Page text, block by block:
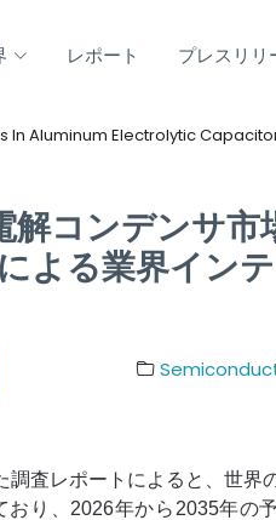
レポート プレスリリ
In Aluminum Electrolytic
解コンデンサ
よる業界イン
査レポートによると、世
り、2026年から2035年